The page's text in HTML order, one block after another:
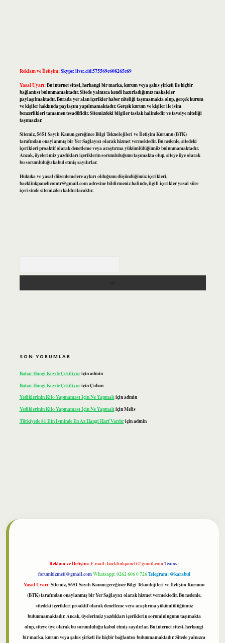
Reklam ve İletişim:Skype: live:.cid.575569c608265c69
Yasal Uyarı:Bu internet sitesi, herhangi bir marka, kurum veya şahıs şirketi ile hiçbir
bağlantısı bulunmamaktadır. Sitede yalnızca kendi hazırladığımız makaleler
paylaşılmaktadır. Burada yer alan içerikler haber niteliği taşımamakta olup, gerçek kurum
ve kişiler hakkında paylaşım yapılmamaktadır. Gerçek kurum ve kişiler ile isim
benzerlikleri tamamen tesadüfidir. Sitemizdeki bilgiler taslak halindedir ve tavsiye niteliği
taşımazlar.
Sitemiz, 5651 Sayılı Kanun gereğince Bilgi Teknolojileri ve İletişim Kurumu (BTK)
tarafından onaylanmış bir Yer Sağlayıcı olarak hizmet vermektedir. Bu nedenle, sitedeki
içerikleri proaktif olarak denetleme veya araştırma yükümlülüğümüz bulunmamaktadır.
Ancak, üyelerimiz yazdıkları içeriklerin sorumluluğunu taşımakta olup, siteye üye olarak
bu sorumluluğu kabul etmiş sayılırlar.
Hukuka ve yasal düzenlemelere aykırı olduğunu düşündüğünüz içerikleri,
backlinkpanelicomtr@gmail.comadresine bildirmeniz halinde, ilgili içerikler yasal süre
içerisinde sitemizden kaldırılacaktır.
SON YORUMLAR
Bahar Hangi Köyde Çekiliyoriçinadmin
Bahar Hangi Köyde ÇekiliyoriçinÇoban
Yediklerinin Kilo Yapmaması Için Ne Yapmalıiçinadmin
Yediklerinin Kilo Yapmaması Için Ne YapmalıiçinMelis
Türkiyede 81 Ilin Isminde En Az Hangi Harf Vardıriçinadmin
Reklam ve İletişim:E-mail:backlinkpaneli@gmail.comTeams:
forumhizmeti@gmail.comWhatsapp: 0262 606 0 726Telegram: @karabul
Yasal Uyarı:Sitemiz, 5651 Sayılı Kanun gereğince Bilgi Teknolojileri ve İletişim Kurumu
(BTK) tarafından onaylanmış bir Yer Sağlayıcı olarak hizmet vermektedir. Bu nedenle,
sitedeki içerikleri proaktif olarak denetleme veya araştırma yükümlülüğümüz
bulunmamaktadır. Ancak, üyelerimiz yazdıkları içeriklerin sorumluluğunu taşımakta
olup, siteye üye olarak bu sorumluluğu kabul etmiş sayılırlar. Bu internet sitesi, herhangi
bir marka, kurum veya şahıs şirketi ile hiçbir bağlantısı bulunmamaktadır. Sitede yalnızca